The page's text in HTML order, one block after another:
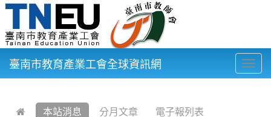
臺南市教育產業工會全球資訊網
本站消息 分月文章 電子報列表